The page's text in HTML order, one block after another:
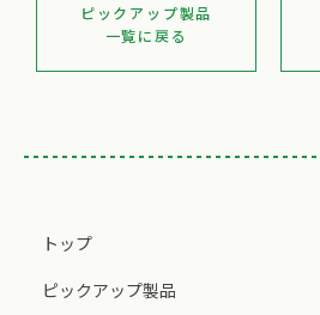
ピックアップ製品
一覧に戻る
トップ
ピックアップ製品